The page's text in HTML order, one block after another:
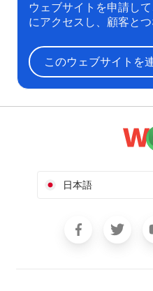
ウェブサイトを申請し
にアクセスし、顧客とつ
このウェブサイトを
日本語